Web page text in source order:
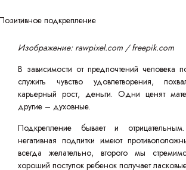
Изображение: rawpixel.com / freepik.com
В зависимости от предпочтений человека
служить чувство удовлетворения,
карьерный рост, деньги. Одни ценят
другие – духовные.
Подкрепление бывает и
негативная подпитки имеют
всегда желательно, второго мы
хороший поступок ребенок получает